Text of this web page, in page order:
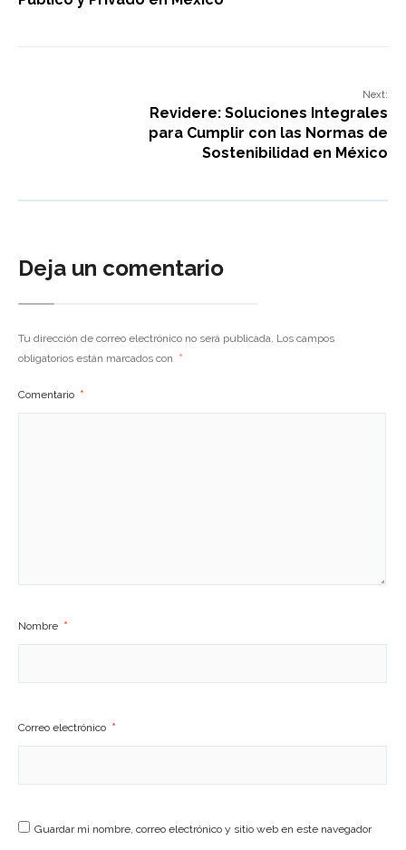
Next:
Revidere: Soluciones Integrales
para Cumplir con las Normas de
Sostenibilidad en México
Deja un comentario
Tu dirección de correo electrónico no será publicada. Los campos
obligatorios están marcados con *
Comentario *
Nombre *
Correo electrónico *
Guardar mi nombre, correo electrónico y sitio web en este navegador